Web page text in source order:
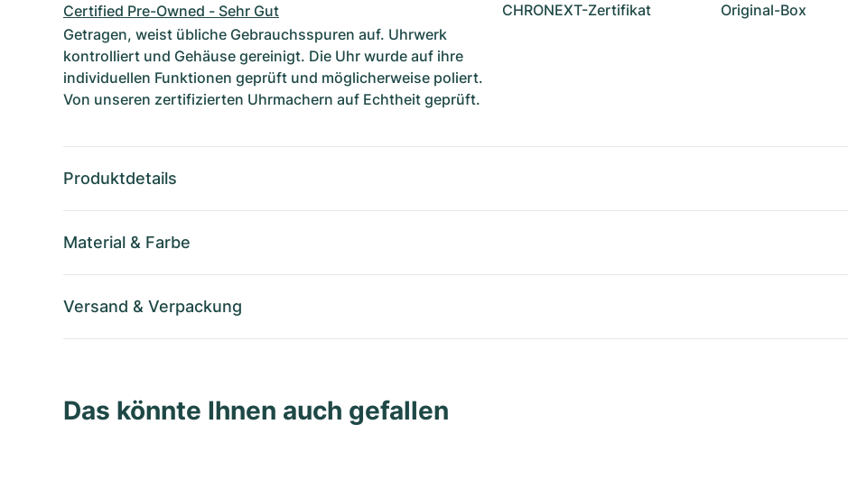
Certified Pre-Owned - Sehr Gut
Getragen, weist übliche Gebrauchsspuren auf. Uhrwerk
kontrolliert und Gehäuse gereinigt. Die Uhr wurde auf ihre
individuellen Funktionen geprüft und möglicherweise poliert.
Von unseren zertifizierten Uhrmachern auf Echtheit geprüft.
CHRONEXT-Zertifikat
Original-Box
Produktdetails
Material & Farbe
Versand & Verpackung
Das könnte Ihnen auch gefallen